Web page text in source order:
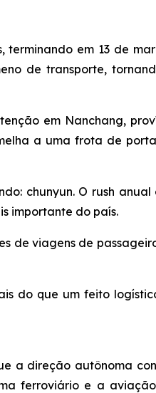
em 13 de
de transporte,
em Nanchang,
a uma frota de
chunyun. O rush
importante do país.
de viagens de
do que um feito
a direção autônoma
ferroviário e a